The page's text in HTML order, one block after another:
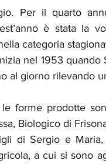
Per il quarto
è stata la
categoria
nel 1953
al giorno rilevando
forme prodotte
Biologico di
di Sergio e
a cui si sono